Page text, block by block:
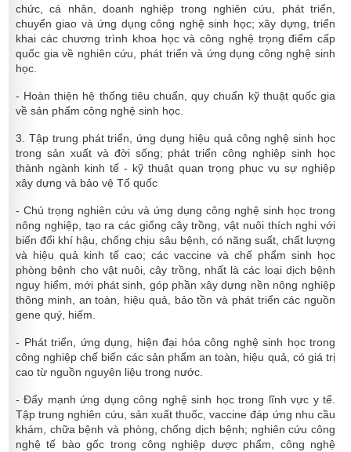
chức, cá nhân, doanh nghiệp trong nghiên cứu, phát triển,
chuyển giao và ứng dụng công nghệ sinh học; xây dựng, triển
khai các chương trình khoa học và công nghệ trọng điểm cấp
quốc gia về nghiên cứu, phát triển và ứng dụng công nghệ sinh
học.
- Hoàn thiện hệ thống tiêu chuẩn, quy chuẩn kỹ thuật quốc gia
về sản phẩm công nghệ sinh học.
3. Tập trung phát triển, ứng dụng hiệu quả công nghệ sinh học
trong sản xuất và đời sống; phát triển công nghiệp sinh học
thành ngành kinh tế - kỹ thuật quan trọng phục vụ sự nghiệp
xây dựng và bảo vệ Tổ quốc
- Chú trọng nghiên cứu và ứng dụng công nghệ sinh học trong
nông nghiệp, tạo ra các giống cây trồng, vật nuôi thích nghi với
biến đổi khí hậu, chống chịu sâu bệnh, có năng suất, chất lượng
và hiệu quả kinh tế cao; các vaccine và chế phẩm sinh học
phòng bệnh cho vật nuôi, cây trồng, nhất là các loại dịch bệnh
nguy hiểm, mới phát sinh, góp phần xây dựng nền nông nghiệp
thông minh, an toàn, hiệu quả, bảo tồn và phát triển các nguồn
gene quý, hiếm.
- Phát triển, ứng dụng, hiện đại hóa công nghệ sinh học trong
công nghiệp chế biến các sản phẩm an toàn, hiệu quả, có giá trị
cao từ nguồn nguyên liệu trong nước.
- Đẩy mạnh ứng dụng công nghệ sinh học trong lĩnh vực y tế.
Tập trung nghiên cứu, sản xuất thuốc, vaccine đáp ứng nhu cầu
khám, chữa bệnh và phòng, chống dịch bệnh; nghiên cứu công
nghệ tế bào gốc trong công nghiệp dược phẩm, công nghệ